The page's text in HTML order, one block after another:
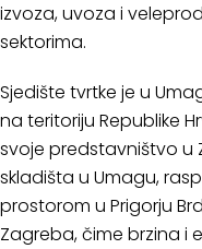
izvoza, uvoza i
sektorima.
Sjedište tvrtke je u
na teritoriju Republike
svoje predstavništvo u
skladišta u Umagu,
prostorom u Prigorju
Zagreba, čime brzina i